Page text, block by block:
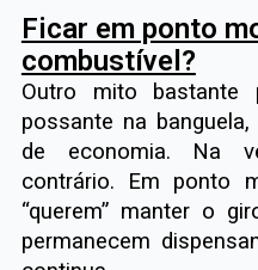
Ficar em ponto
combustível?
Outro mito
possante na
de economia. Na
contrário. Em ponto
“querem” manter o
permanecem